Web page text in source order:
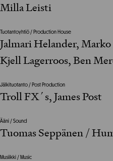
Milla Leisti
Tuotantoyhtiö / Production House
Jalmari Helander,
Kjell Lagerroos, Ben
Jälkituotanto / Post Production
Troll FX´s, James Post
Ääni / Sound
Tuomas Seppänen /
Musiikki / Music